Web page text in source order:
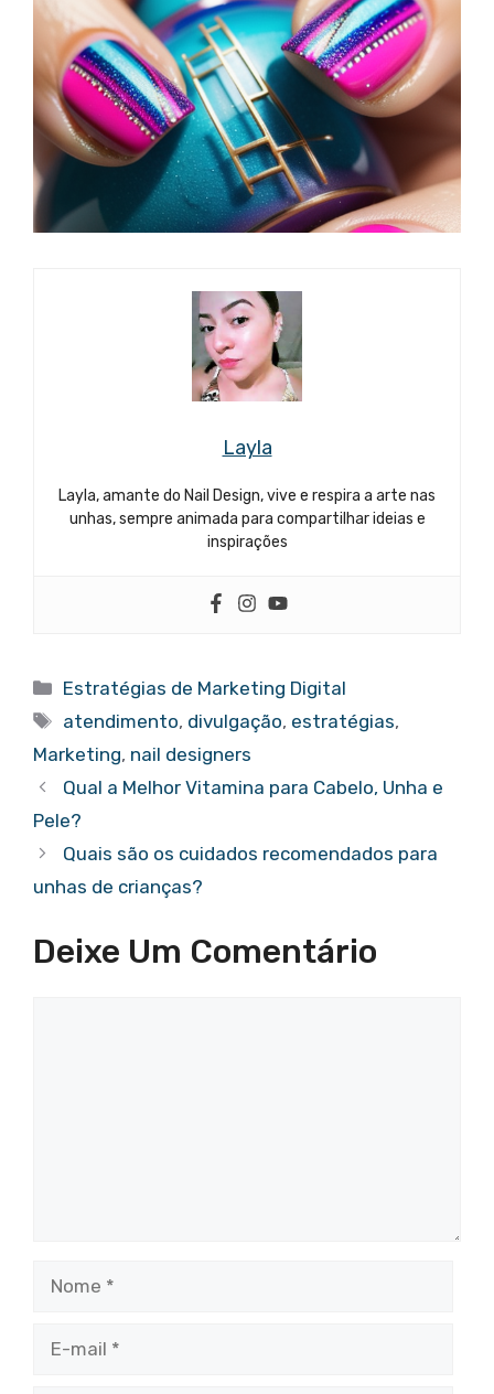
Layla
Layla, amante do Nail Design, vive e respira a arte nas
unhas, sempre animada para compartilhar ideias e
inspirações
Categorias
Estratégias de Marketing Digital
Tags
atendimento, divulgação, estratégias,
Marketing, nail designers
Qual a Melhor Vitamina para Cabelo, Unha e
Pele?
Quais são os cuidados recomendados para
unhas de crianças?
Deixe Um Comentário
mail